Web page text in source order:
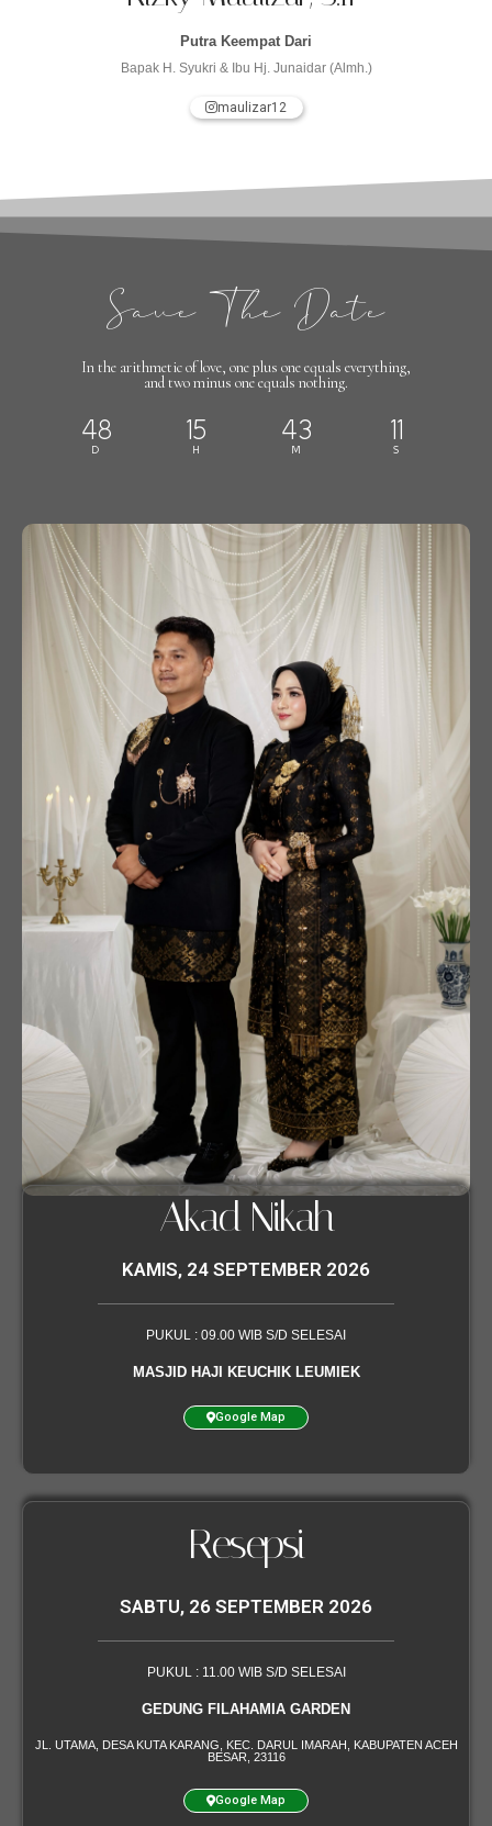
Putra Keempat Dari
Bapak H. Syukri & Ibu Hj. Junaidar (Almh.)
maulizar12
Save The Date
In the arithmetic of love, one plus one equals everything,
and two minus one equals nothing.
48
D
15
H
43
M
9
S
Akad Nikah
KAMIS, 24 SEPTEMBER 2026
PUKUL : 09.00 WIB S/D SELESAI
MASJID HAJI KEUCHIK LEUMIEK
Google Map
Resepsi
SABTU, 26 SEPTEMBER 2026
PUKUL : 11.00 WIB S/D SELESAI
GEDUNG FILAHAMIA GARDEN
JL. UTAMA, DESA KUTA KARANG, KEC. DARUL IMARAH, KABUPATEN ACEH
BESAR, 23116
Google Map